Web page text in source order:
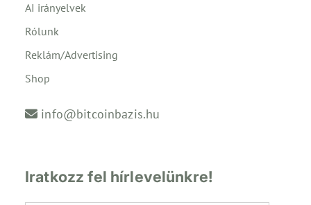
AI irányelvek
Rólunk
Reklám/Advertising
Shop
info@bitcoinbazis.hu
Iratkozz fel hírlevelünkre!